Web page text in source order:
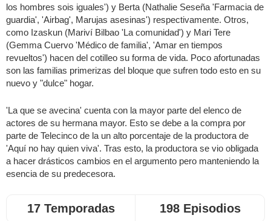
los hombres sois iguales') y Berta (Nathalie Seseña 'Farmacia de
guardia', 'Airbag', Marujas asesinas') respectivamente. Otros,
como Izaskun (Mariví Bilbao 'La comunidad') y Mari Tere
(Gemma Cuervo 'Médico de familia', 'Amar en tiempos
revueltos') hacen del cotilleo su forma de vida. Poco afortunadas
son las familias primerizas del bloque que sufren todo esto en su
nuevo y "dulce" hogar.
'La que se avecina' cuenta con la mayor parte del elenco de
actores de su hermana mayor. Esto se debe a la compra por
parte de Telecinco de la un alto porcentaje de la productora de
'Aquí no hay quien viva'. Tras esto, la productora se vio obligada
a hacer drásticos cambios en el argumento pero manteniendo la
esencia de su predecesora.
17 Temporadas 198 Episodios